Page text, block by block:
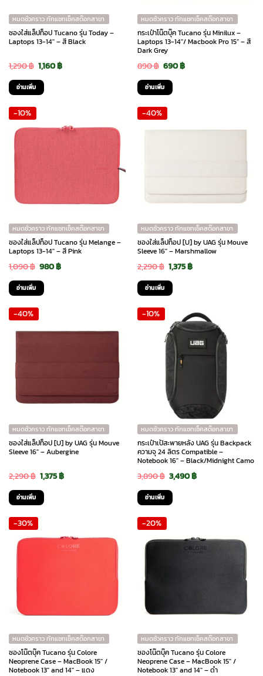
หมดชั่วคราว ทักแชทเช็คสต๊อกสาขา
ซองใส่แล็ปท็อป Tucano รุ่น Today –
Laptops 13-14″ – สี Black
1,290฿ Original
price
was:
1,160฿Current
อ่านเพิ่ม
หมดชั่วคราว ทักแชทเช็คสต๊อกสาขา
กระเป๋าโน๊ตบุ๊ค Tucano รุ่น Minilux –
Laptops 13-14″/ Macbook Pro 15” – สี
Dark Grey
890฿ Original
price
was:
690฿Current
อ่านเพิ่ม
-10%
หมดชั่วคราว ทักแชทเช็คสต๊อกสาขา
ซองใส่แล็ปท็อป Tucano รุ่น Melange –
Laptops 13-14″ – สี Pink
1,090฿ Original
price
was:
980฿Current
อ่านเพิ่ม
-40%
หมดชั่วคราว ทักแชทเช็คสต๊อกสาขา
ซองใส่แล็ปท็อป [U] by UAG รุ่น Mouve
Sleeve 16″ – Marshmallow
2,290฿ Original
price
was:
2,290 ฿.
1,375฿Current
1,375 ฿.
อ่านเพิ่ม
-40%
หมดชั่วคราว ทักแชทเช็คสต๊อกสาขา
ซองใส่แล็ปท็อป [U] by UAG รุ่น Mouve
Sleeve 16″ – Aubergine
2,290฿ Original
price
was:
1,375฿Current
อ่านเพิ่ม
-10%
หมดชั่วคราว ทักแชทเช็คสต๊อกสาขา
กระเป๋าเป้สะพายหลัง UAG รุ่น Backpack
ความจุ 24 ลิตร Compatible –
Notebook 16″ – Black/Midnight Camo
3,890฿ Original
price
was:
3,490฿Current
อ่านเพิ่ม
-30%
หมดชั่วคราว ทักแชทเช็คสต๊อกสาขา
ซองโน๊ตบุ๊ค Tucano รุ่น Colore
Neoprene Case – MacBook 15″ /
Notebook 13″ and 14″ – แดง
-20%
หมดชั่วคราว ทักแชทเช็คสต๊อกสาขา
ซองโน๊ตบุ๊ค Tucano รุ่น Colore
Neoprene Case – MacBook 15″ /
Notebook 13″ and 14″ – ดำ